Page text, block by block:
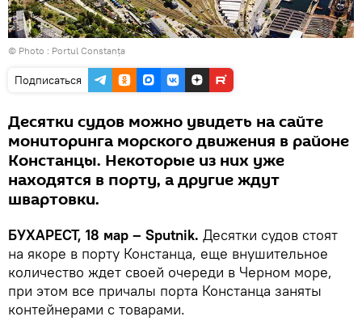
© Photo : Portul Constanța
Подписаться
Десятки судов можно увидеть на сайте
мониторинга морского движения в районе
Констанцы. Некоторые из них уже
находятся в порту, а другие ждут
швартовки.
БУХАРЕСТ, 18 мар – Sputnik. Десятки судов стоят
на якоре в порту Констанца, еще внушительное
количество ждет своей очереди в Черном море,
при этом все причалы порта Констанца заняты
контейнерами с товарами.